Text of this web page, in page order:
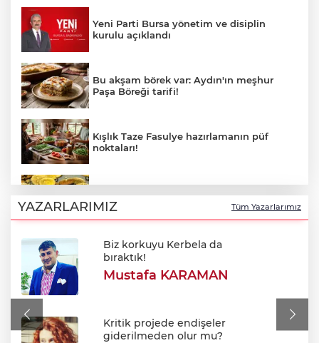
Yeni Parti Bursa yönetim ve disiplin
kurulu açıklandı
Bu akşam börek var: Aydın'ın meşhur
Paşa Böreği tarifi!
Kışlık Taze Fasulye hazırlamanın püf
noktaları!
durum!
BUSKİ duyurdu: Nilüfer'in iki
mahallesinde 9 saatlik kesinti
YAZARLARIMIZ Tüm Yazarlarımız
Biz korkuyu Kerbela da
bıraktık!
Mustafa KARAMAN
Kritik projede endişeler
giderilmeden olur mu?